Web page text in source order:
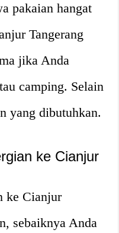
pakaian hangat
Tangerang
jika Anda
camping. Selain
yang dibutuhkan.
ke Cianjur
ke Cianjur
sebaiknya Anda